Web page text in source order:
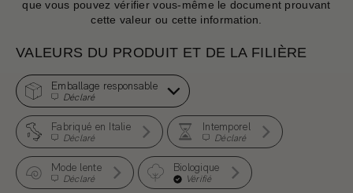
que vous pouvez vérifier vous-même le document prouvant
cette valeur ou cette information.
VALEURS DU PRODUIT ET DE LA FILIÈRE
Emballage responsable
Déclaré
Fabriqué en Italie
Déclaré
Intemporel
Déclaré
Mode lente
Déclaré
Biologique
Vérifié